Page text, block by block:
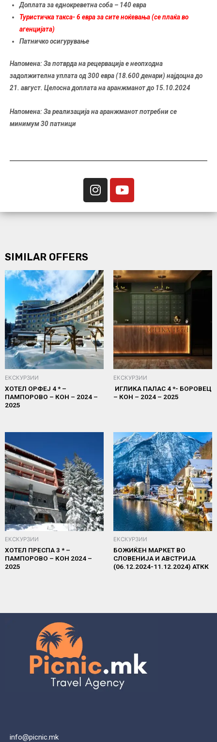
Доплата за еднокреветна соба – 140 евра
Туристичка такса- 6 евра за сите ноќевања (се плаќа во
агенцијата)
Патничко осигурување
Напомена: За потврда на рецервација е неопходна
задолжителна уплата од 300 евра (18.600 денари) најдоцна до
21. август. Целосна доплата на аранжманот до 15.10.2024
Напомена:За реализација на аранжманот потребни се
минимум 30 патници
SIMILAR OFFERS
ЕКСКУРЗИИ
ХОТЕЛ ОРФЕЈ 4 * –
ПАМПОРОВО – КОН – 2024 –
2025
ЕКСКУРЗИИ
ИГЛИКА ПАЛАС 4 *- БОРОВЕЦ
– КОН – 2024 – 2025
ЕКСКУРЗИИ
ХОТЕЛ ПРЕСПА 3 * –
ПАМПОРОВО – КОН 2024 –
2025
ЕКСКУРЗИИ
БОЖИЌЕН МАРКЕТ ВО
СЛОВЕНИЈА И АВСТРИЈА
(06.12.2024-11.12.2024) АТКК
info@picnic.mk